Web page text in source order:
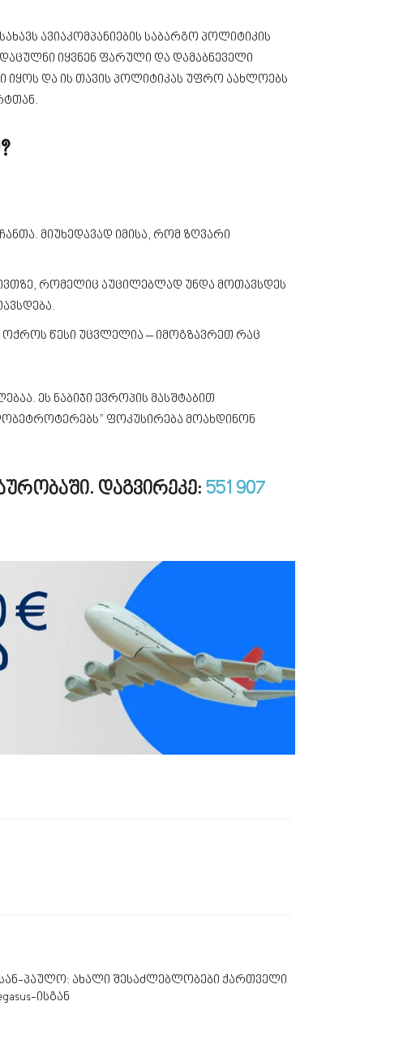
ავიაკომპანიების საბარგო პოლიტიკის
იყვნენ ფარული და დამაბნეველი
იყოს და ის თავის პოლიტიკას უფრო აახლოებს
მიუხედავად იმისა, რომ ზღვარი
რომელიც აუცილებლად უნდა მოთავსდეს
ოქროს წესი უცვლელია – იმოგზავრეთ რაც
ეს ნაბიჯი ევროპის მასშტაბით
ფოკუსირება მოახდინონ
დაგვირეკე: 551 907
სან-პაულო: ახალი შესაძლებლობები ქართველი
ისგან